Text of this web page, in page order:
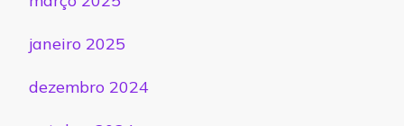
janeiro 2025
dezembro 2024